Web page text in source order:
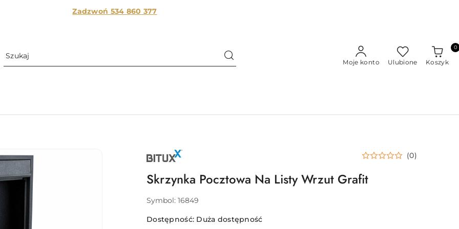
Zadzwoń 534 860 377
Moje konto Ulubione Koszyk
0
NAZWA
PRODUCENTA: (0)
Skrzynka Pocztowa Na Listy Wrzut Grafit
Symbol: 16849
Dostępność: Duża dostępność